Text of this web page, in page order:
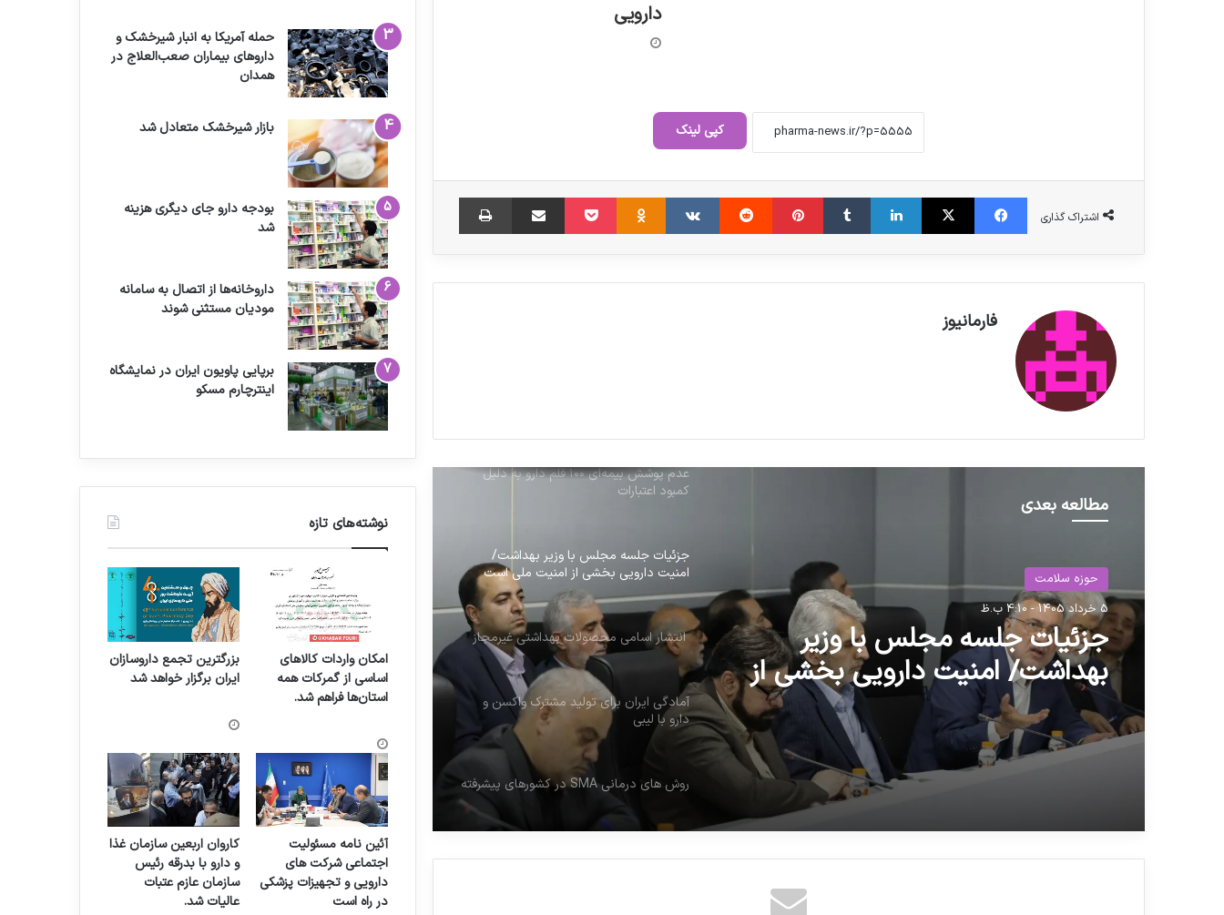
دارویی
کپی لینک
اشتراک گذاری
فیس بوک X لینکدین ‫تامبلر ‫پین‌ترست ‫رددیت ‫VKontakte
‫Odnoklassniki پاکت اشتراک گذاری از طریق ایمیل
فارمانیوز
مطالعه بعدی
حوزه سلامت
5 خرداد 1405 - 4:10 ب.ظ
جزئیات جلسه مجلس با وزیر
بهداشت/ امنیت دارویی بخشی از
امنیت ملی است
امنیت دارویی بخشی از امنیت ملی است
انتشار اسامی محصولات بهداشتی غیرمجاز
عدم پوشش بیمه‌ای ۱۰۰ قلم دارو به دلیل
کمبود اعتبارات
جزئیات جلسه مجلس با وزیر بهداشت/
امنیت دارویی بخشی از امنیت ملی است
انتشار اسامی محصولات بهداشتی غیرمجاز
آمادگی ایران برای تولید مشترک واکسن و
دارو با لیبی
روش های درمانی SMA در کشورهای پیشرفته
حمله آمریکا به انبار شیرخشک و
داروهای بیماران صعب‌العلاج در
همدان
بازار شیرخشک متعادل شد
بودجه دارو جای دیگری هزینه
شد
داروخانه‌ها از اتصال به سامانه
مودیان مستثنی شوند
برپایی پاویون ایران در نمایشگاه
اینترچارم مسکو
نوشته‌های تازه
امکان واردات کالاهای
اساسی از گمرکات همه
استان‌ها فراهم شد.
بزرگترین تجمع داروسازان
ایران برگزار خواهد شد
آئین نامه مسئولیت
اجتماعی شرکت های
دارویی و تجهیزات پزشکی
در راه است
کاروان اربعین سازمان غذا
و دارو با بدرقه رئیس
سازمان عازم عتبات
عالیات شد.